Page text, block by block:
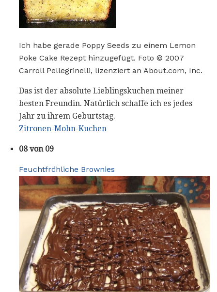
Ich habe gerade Poppy Seeds zu einem Lemon
Poke Cake Rezept hinzugefügt. Foto © 2007
Carroll Pellegrinelli, lizenziert an About.com, Inc.
Das ist der absolute Lieblingskuchen meiner
besten Freundin. Natürlich schaffe ich es jedes
Jahr zu ihrem Geburtstag.
Zitronen-Mohn-Kuchen
08 von 09
Feuchtfröhliche Brownies